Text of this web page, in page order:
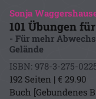
Sonja
101 Übungen
- Für mehr
Gelände
ISBN: 978-3-275-
192 Seiten | € 29.90
Buch [Gebundenes